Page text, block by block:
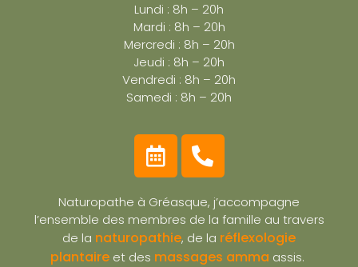
Lundi : 8h – 20h
Mardi : 8h – 20h
Mercredi : 8h – 20h
Jeudi : 8h – 20h
Vendredi : 8h – 20h
Samedi : 8h – 20h
Naturopathe à Gréasque, j’accompagne
l’ensemble des membres de la famille au travers
de la naturopathie, de la réflexologie
plantaire et des massages amma assis.